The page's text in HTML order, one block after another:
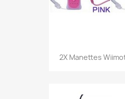
2X Manettes